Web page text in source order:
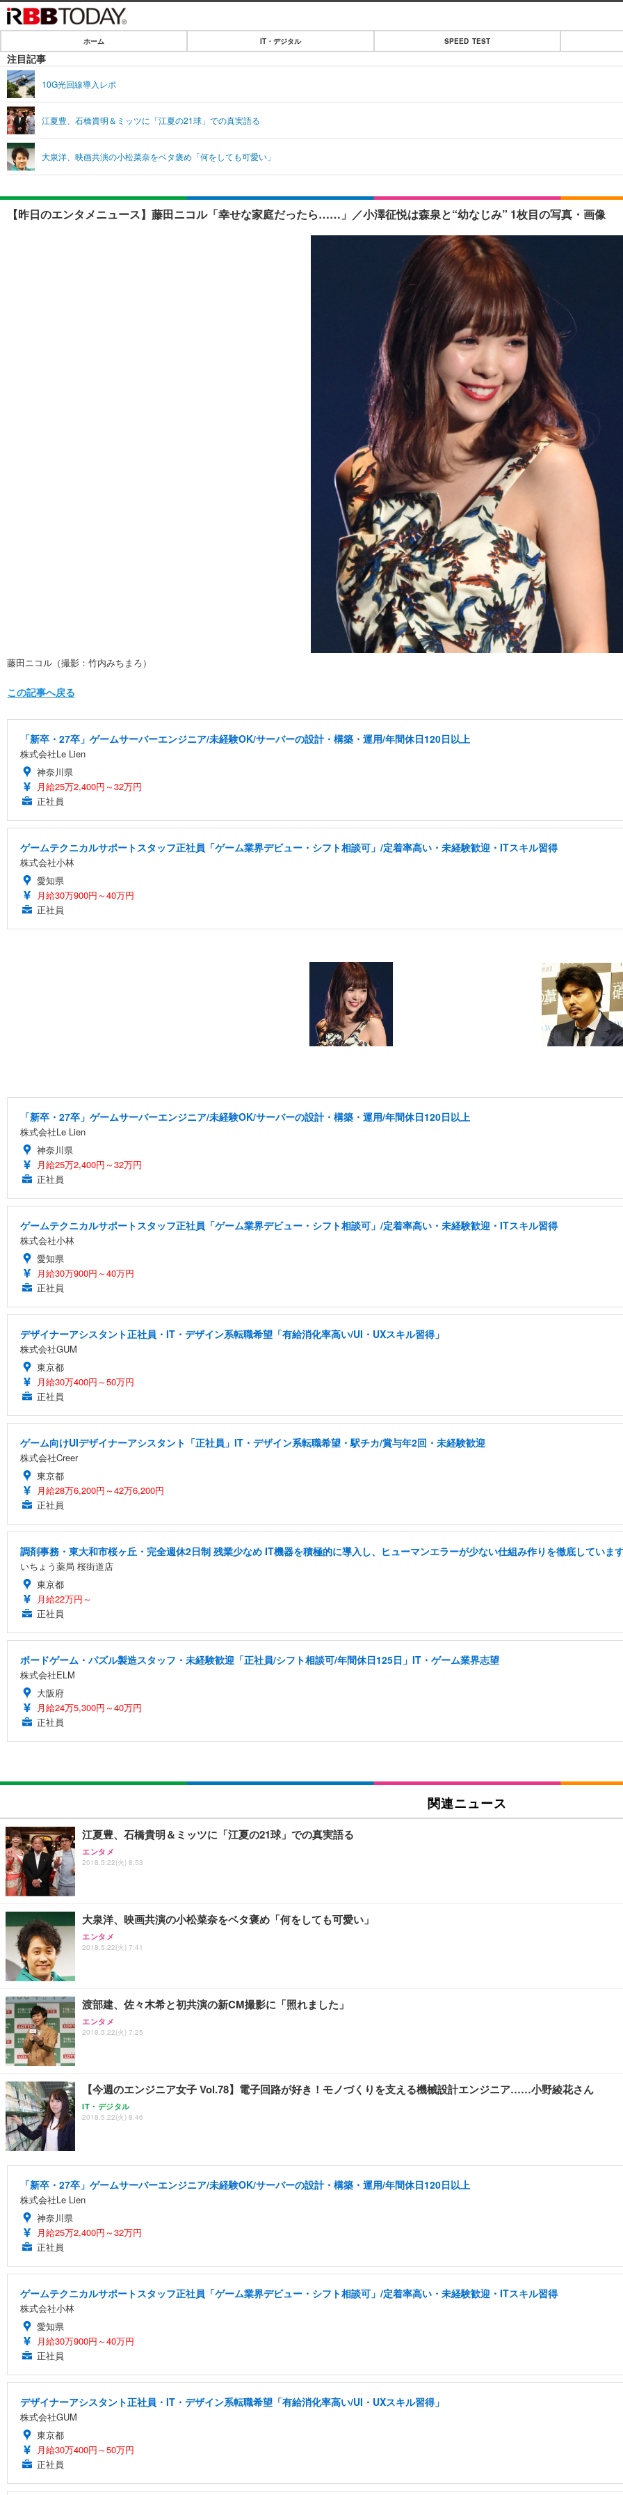
IT・デジタル
ショッピング
SPEED TEST
エンタメ
エンタメTOP
音楽
ライフ
ライフTOP
ペット
リリース一覧
ホーム IT・デジタル SPEED TEST
注目記事
10G光回線導入レポ
江夏豊、石橋貴明＆ミッツに「江夏の21球」での真実語る
大泉洋、映画共演の小松菜奈をベタ褒め「何をしても可愛い」
【昨日のエンタメニュース】藤田ニコル「幸せな家庭だったら……」／小澤征悦は森泉と“幼なじみ” 1枚目の写真・画像
藤田ニコル（撮影：竹内みちまろ）
この記事へ戻る
「新卒・27卒」ゲームサーバーエンジニア/未経験OK/サーバーの設計・構築・運用/年間休日120日以上
株式会社Le Lien
神奈川県
月給25万2,400円～32万円
正社員
ゲームテクニカルサポートスタッフ正社員「ゲーム業界デビュー・シフト相談可」/定着率高い・未経験歓迎・ITスキル習得
株式会社小林
愛知県
月給30万900円～40万円
正社員
「新卒・27卒」ゲームサーバーエンジニア/未経験OK/サーバーの設計・構築・運用/年間休日120日以上
株式会社Le Lien
神奈川県
月給25万2,400円～32万円
正社員
ゲームテクニカルサポートスタッフ正社員「ゲーム業界デビュー・シフト相談可」/定着率高い・未経験歓迎・ITスキル習得
株式会社小林
愛知県
月給30万900円～40万円
正社員
デザイナーアシスタント正社員・IT・デザイン系転職希望「有給消化率高い/UI・UXスキル習得」
株式会社GUM
東京都
月給30万400円～50万円
正社員
ゲーム向けUIデザイナーアシスタント「正社員」IT・デザイン系転職希望・駅チカ/賞与年2回・未経験歓迎
株式会社Creer
東京都
月給28万6,200円～42万6,200円
正社員
調剤事務・東大和市桜ヶ丘・完全週休2日制 残業少なめ IT機器を積極的に導入し、ヒューマンエラーが少ない仕組み作りを徹底していま
いちょう薬局 桜街道店
東京都
月給22万円～
正社員
ボードゲーム・パズル製造スタッフ・未経験歓迎「正社員/シフト相談可/年間休日125日」IT・ゲーム業界志望
株式会社ELM
大阪府
月給24万5,300円～40万円
正社員
関連ニュース
江夏豊、石橋貴明＆ミッツに「江夏の21球」での真実語る
エンタメ
2018.5.22(火) 8:53
大泉洋、映画共演の小松菜奈をベタ褒め「何をしても可愛い」
エンタメ
2018.5.22(火) 7:41
渡部建、佐々木希と初共演の新CM撮影に「照れました」
エンタメ
2018.5.22(火) 7:25
【今週のエンジニア女子 Vol.78】電子回路が好き！モノづくりを支える機械設計エンジニア……小野綾花さん
IT・デジタル
2018.5.22(火) 8:46
「新卒・27卒」ゲームサーバーエンジニア/未経験OK/サーバーの設計・構築・運用/年間休日120日以上
株式会社Le Lien
神奈川県
月給25万2,400円～32万円
正社員
ゲームテクニカルサポートスタッフ正社員「ゲーム業界デビュー・シフト相談可」/定着率高い・未経験歓迎・ITスキル習得
株式会社小林
愛知県
月給30万900円～40万円
正社員
デザイナーアシスタント正社員・IT・デザイン系転職希望「有給消化率高い/UI・UXスキル習得」
株式会社GUM
東京都
月給30万400円～50万円
正社員